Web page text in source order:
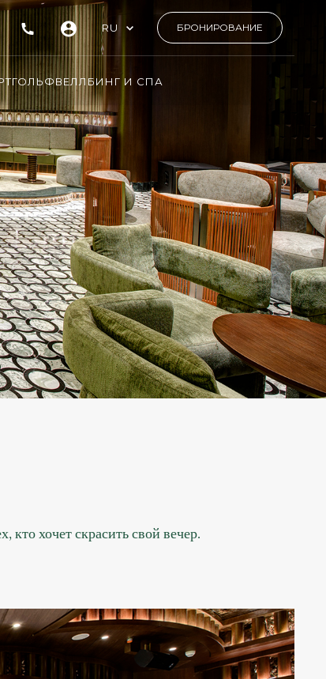
RU БРОНИРОВАНИЕ
ГОЛЬФВЕЛЛБИНГ И СПА
хочет скрасить свой вечер.